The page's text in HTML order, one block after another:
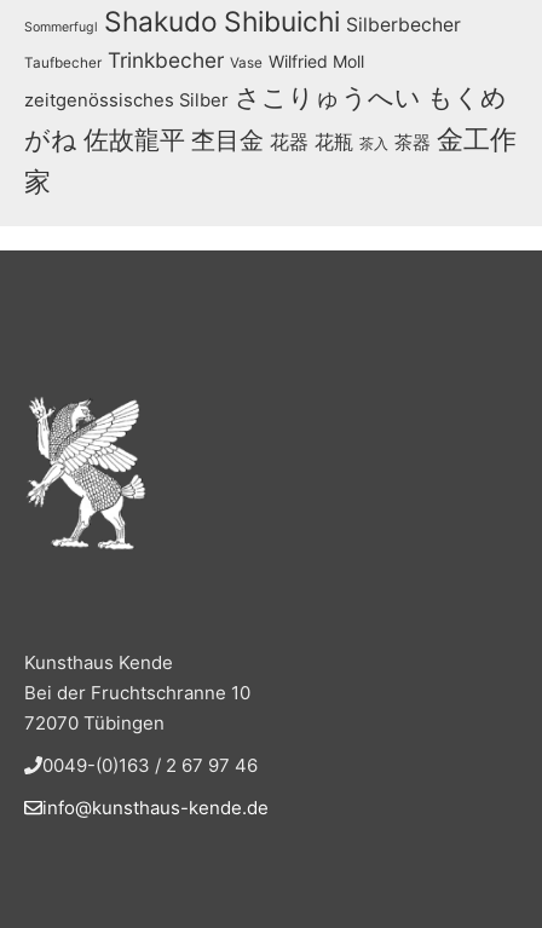
Sommerfugl Shakudo Shibuichi Silberbecher
Taufbecher Trinkbecher Vase Wilfried Moll
zeitgenössisches Silber さこりゅうへい もくめ
がね 佐故龍平 杢目金 花器 花瓶 茶入 茶器 金工作
家
Kunsthaus Kende
Bei der Fruchtschranne 10
72070 Tübingen
0049-(0)163 / 2 67 97 46
info@kunsthaus-kende.de